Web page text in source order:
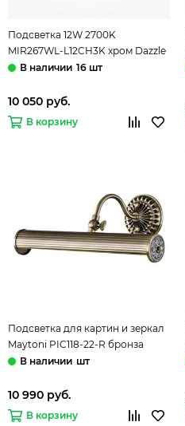
Подсветка 12W 2700K
MIR267WL-L12CH3K хром Dazzle
Mirror Maytoni16 шт
10 050 руб.
В корзину
Подсветка для картин и зеркал
Maytoni PIC118-22-R бронза
Renoir Picture шт
10 990 руб.
В корзину